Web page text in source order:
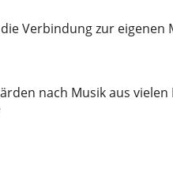
Verbindung zur eigenen
nach Musik aus vielen